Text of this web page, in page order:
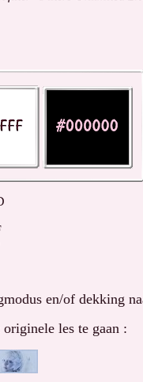
en/of dekking
les te gaan :